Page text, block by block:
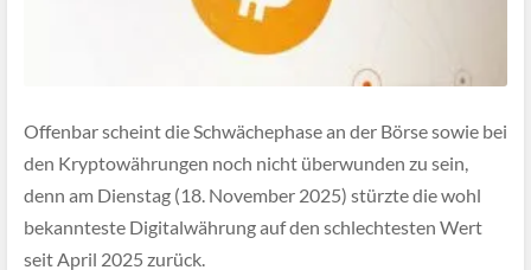
Offenbar scheint die Schwächephase an der Börse sowie bei
den Kryptowährungen noch nicht überwunden zu sein,
denn am Dienstag (18. November 2025) stürzte die wohl
bekannteste Digitalwährung auf den schlechtesten Wert
seit April 2025 zurück.